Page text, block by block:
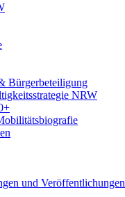
Bürgerbeteiligung
NRW
und Veröffentlichungen